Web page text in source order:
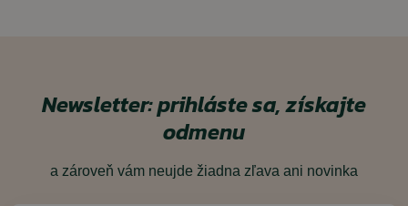
Newsletter: prihláste sa, získajte
odmenu
a zároveň vám neujde žiadna zľava ani novinka